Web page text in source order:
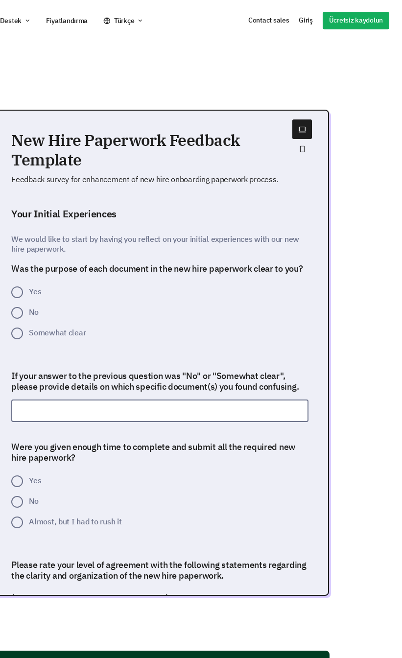
Destek Fiyatlandırma Türkçe Contact sales Giriş Ücretsiz kaydolun
New Hire Paperwork Feedback
Template
Feedback survey for enhancement of new hire onboarding paperwork process.
Your Initial Experiences
We would like to start by having you reflect on your initial experiences with our new
hire paperwork.
Was the purpose of each document in the new hire paperwork clear to you?
Yes
No
Somewhat clear
If your answer to the previous question was "No" or "Somewhat clear",
please provide details on which specific document(s) you found confusing.
Were you given enough time to complete and submit all the required new
hire paperwork?
Yes
No
Almost, but I had to rush it
Please rate your level of agreement with the following statements regarding
the clarity and organization of the new hire paperwork.
(1- Strongly Disagree, 5- Strongly Agree)